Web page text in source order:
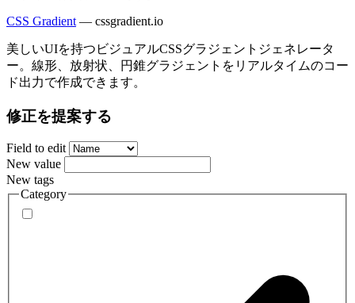
CSS Gradient — cssgradient.io
美しいUIを持つビジュアルCSSグラジェントジェネレータ
ー。線形、放射状、円錐グラジェントをリアルタイムのコー
ド出力で作成できます。
修正を提案する
Field to edit
New value
New tags
Category